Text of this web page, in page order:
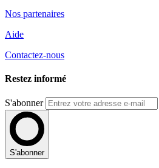
Nos partenaires
Aide
Contactez-nous
Restez informé
S'abonner
S'abonner